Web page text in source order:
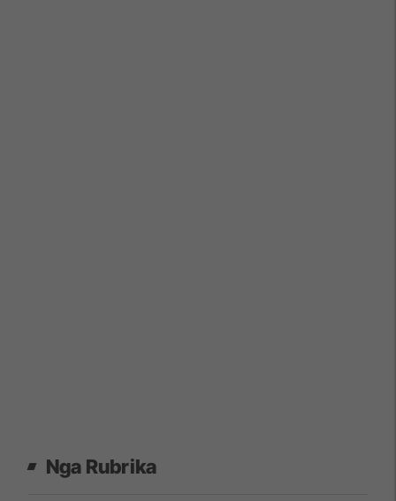
Nga Rubrika